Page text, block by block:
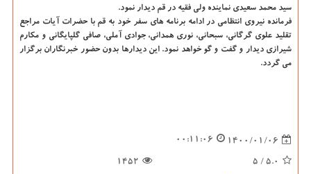
سید محمد سعیدی نماینده ولی فقیه در قم دیدار نمود.
فرمانده نیروی انتظامی در ادامه برنامه های سفر خود به قم با حضرات آیات مراجع
تقلید علوی گرگانی، سبحانی، نوری همدانی، جوادی آملی، صافی گلپایگانی و مکارم
شیرازی دیدار و گفت و گو خواهد نمود. این دیدارها بدون حضور خبرنگاران برگزار
می گردد.
1400/01/06
00:11:06
5.0
/ 5
1452